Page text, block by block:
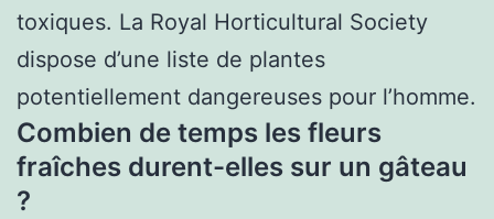
toxiques. La Royal Horticultural Society
dispose d’une liste de plantes
potentiellement dangereuses pour l’homme.
Combien de temps les fleurs
fraîches durent-elles sur un gâteau
?